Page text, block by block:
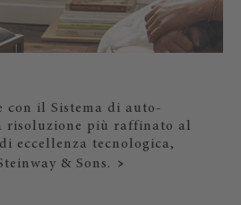
il Sistema di auto-
risoluzione più raffinato al
eccellenza tecnologica,
& Sons.